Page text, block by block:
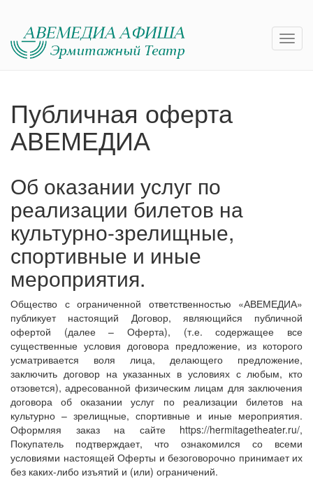
Публичная оферта
АВЕМЕДИА
Об оказании услуг по
реализации билетов на
культурно-зрелищные,
спортивные и иные
мероприятия.
Общество с ограниченной ответственностью «АВЕМЕДИА»
публикует настоящий Договор, являющийся публичной
офертой (далее – Оферта), (т.е. содержащее все
существенные условия договора предложение, из которого
усматривается воля лица, делающего предложение,
заключить договор на указанных в условиях с любым, кто
отзовется), адресованной физическим лицам для заключения
договора об оказании услуг по реализации билетов на
культурно – зрелищные, спортивные и иные мероприятия.
Оформляя заказ на сайте https://hermitagetheater.ru/,
Покупатель подтверждает, что ознакомился со всеми
условиями настоящей Оферты и безоговорочно принимает их
без каких-либо изъятий и (или) ограничений.